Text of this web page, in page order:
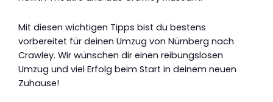
Mit diesen wichtigen Tipps bist du bestens
vorbereitet für deinen Umzug von Nürnberg nach
Crawley. Wir wünschen dir einen reibungslosen
Umzug und viel Erfolg beim Start in deinem neuen
Zuhause!